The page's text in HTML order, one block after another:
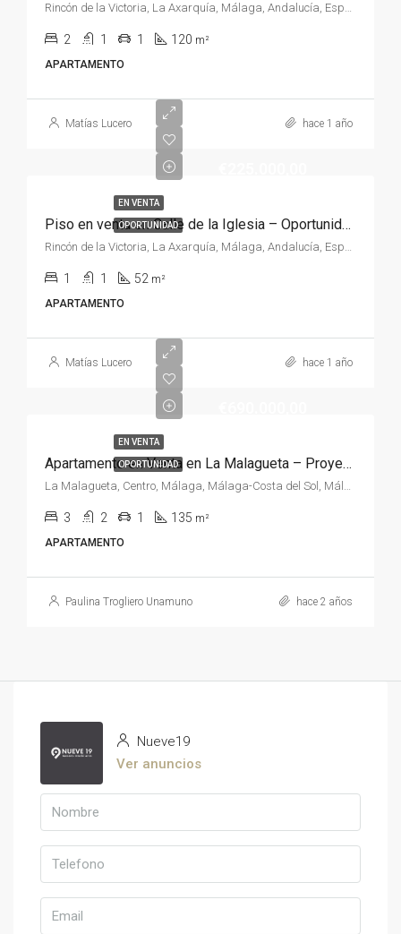
Rincón de la Victoria, La Axarquía, Málaga, Andalucía, España, España, La Axarquía
2 1 1 120 m²
APARTAMENTO
Matías Lucero hace 1 año
EN VENTA
OPORTUNIDAD Piso en venta en Calle de la Iglesia – Oportunidad con licencia turística
Rincón de la Victoria, La Axarquía, Málaga, Andalucía, España, España, La Axarquía
1 1 52 m²
APARTAMENTO
Matías Lucero hace 1 año
EN VENTA
OPORTUNIDAD Apartamento en Venta en La Malagueta – Proyecto Ideal con Vistas Espectaculares
La Malagueta, Centro, Málaga, Málaga-Costa del Sol, Málaga, Andalucía, España, España, Málaga-Costa del Sol
3 2 1 135 m²
APARTAMENTO
Paulina Trogliero Unamuno hace 2 años
Nueve19
Ver anuncios